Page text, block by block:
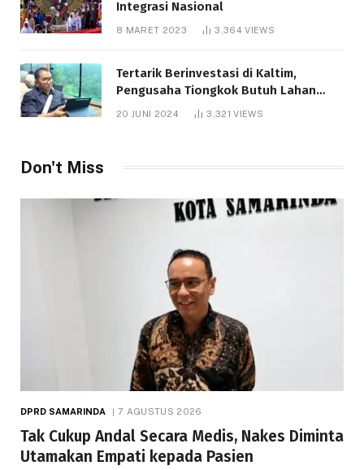
Integrasi Nasional
8 MARET 2023 3,364VIEWS
Tertarik Berinvestasi di Kaltim,
Pengusaha Tiongkok Butuh Lahan
1.000 Hektare
20 JUNI 2024 3,321VIEWS
Don't Miss
DPRD SAMARINDA 7 AGUSTUS 2026
Tak Cukup Andal Secara Medis, Nakes Diminta
Utamakan Empati kepada Pasien